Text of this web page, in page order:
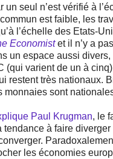
un seul n’est vérifié à
est faible, les
l’échelle des Etats-
Economistet il n’y a
un espace aussi divers,
(qui varient de un à
restent très nationaux.
monnaies sont
Paul Krugman, le
tendance à faire
les économies